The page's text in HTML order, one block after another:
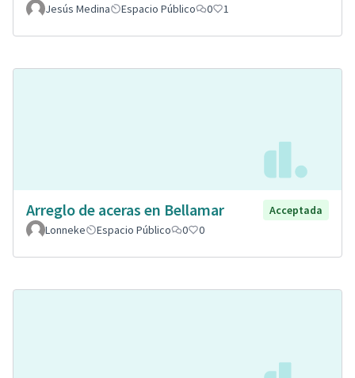
Jesús Medina
Espacio Público 0 1
Arreglo de aceras en Bellamar
Acceptada
Lonneke
Espacio Público 0 0